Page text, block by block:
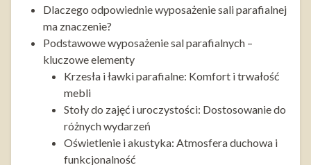
Dlaczego odpowiednie wyposażenie sali parafialnej
ma znaczenie?
Podstawowe wyposażenie sal parafialnych –
kluczowe elementy
Krzesła i ławki parafialne: Komfort i trwałość
mebli
Stoły do zajęć i uroczystości: Dostosowanie do
różnych wydarzeń
Oświetlenie i akustyka: Atmosfera duchowa i
funkcjonalność